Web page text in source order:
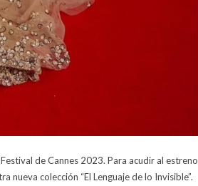
de Cannes 2023. Para acudir al estreno
nueva colección “El Lenguaje de lo Invisible”.